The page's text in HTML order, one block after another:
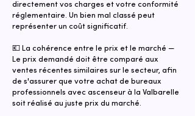
directement vos charges et votre conformité
réglementaire. Un bien mal classé peut
représenter un coût significatif.
💶 La cohérence entre le prix et le marché —
Le prix demandé doit être comparé aux
ventes récentes similaires sur le secteur, afin
de s'assurer que votre achat de bureaux
professionnels avec ascenseur à la Valbarelle
soit réalisé au juste prix du marché.